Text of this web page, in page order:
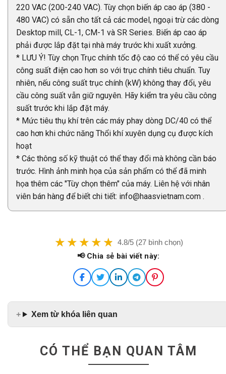
220 VAC (200-240 VAC). Tùy chọn biến áp cao áp (380 -
480 VAC) có sẵn cho tất cả các model, ngoại trừ các dòng
Desktop mill, CL-1, CM-1 và SR Series. Biến áp cao áp
phải được lắp đặt tại nhà máy trước khi xuất xưởng.
* LƯU Ý! Tùy chọn Trục chính tốc độ cao có thể có yêu cầu
công suất điện cao hơn so với trục chính tiêu chuẩn. Tuy
nhiên, nếu công suất trục chính (kW) không thay đổi, yêu
cầu công suất vẫn giữ nguyên. Hãy kiểm tra yêu cầu công
suất trước khi lắp đặt máy.
* Mức tiêu thụ khí trên các máy phay dòng DC/40 có thể
cao hơn khi chức năng Thổi khí xuyên dụng cụ được kích
hoạt
* Các thông số kỹ thuật có thể thay đổi mà không cần báo
trước. Hình ảnh minh họa của sản phẩm có thể đã minh
họa thêm các "Tùy chọn thêm" của máy. Liên hệ với nhân
viên bán hàng để biết chi tiết: info@haasvietnam.com .
4.8/5 (27 bình chọn)
📢 Chia sẻ bài viết này:
Xem từ khóa liên quan
CÓ THỂ BẠN QUAN TÂM